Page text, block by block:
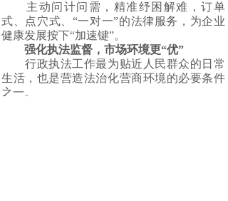
主动问计问需，精准纾困解难，订单
式、点穴式、“一对一”的法律服务，为企业
健康发展按下“加速键”。
强化执法监督，市场环境更“优”
行政执法工作最为贴近人民群众的日常
生活，也是营造法治化营商环境的必要条件
之一。